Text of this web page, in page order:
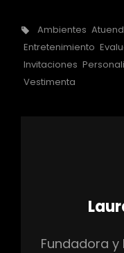
Etiquetas,
Ambientes
Entretenimiento
Invitaciones
Vestimenta
Fundadora y